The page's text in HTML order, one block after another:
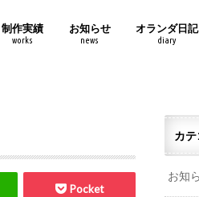
制作実績
works
お知らせ
news
オランダ日記
diary
Pocket
カテ
お知